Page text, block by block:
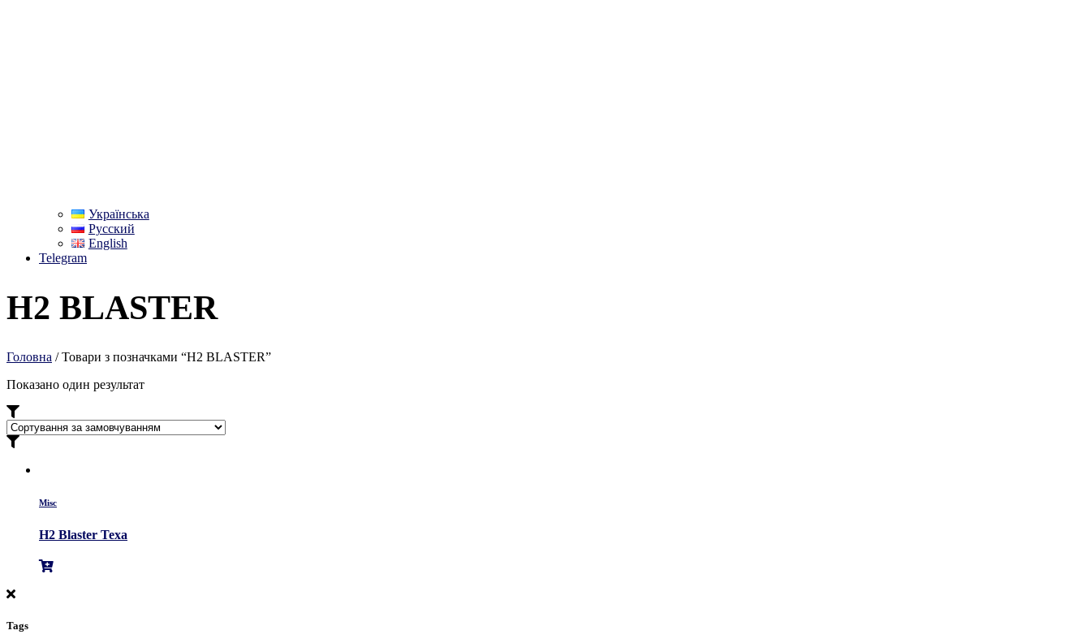
Українська
Русский
English
Telegram
H2 BLASTER
Головна / Товари з позначками “H2 BLASTER”
Показано один результат
Misc
H2 Blaster Texa
Tags